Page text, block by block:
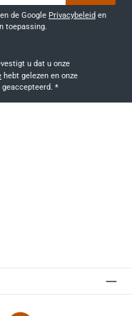
de Google Privacybeleid en
toepassing.
Door doorgaan te selecteren, bevestigt u dat u onze
*